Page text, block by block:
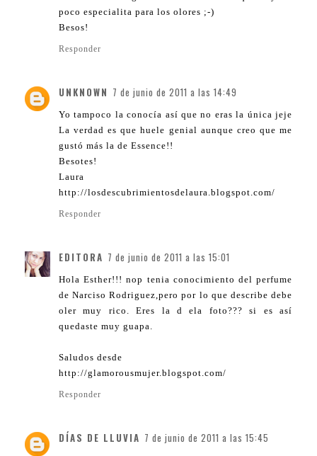
poco especialita para los olores ;-)
Besos!
Responder
UNKNOWN 7 de junio de 2011 a las 14:49
Yo tampoco la conocía así que no eras la única jeje
La verdad es que huele genial aunque creo que me
gustó más la de Essence!!
Besotes!
Laura
http://losdescubrimientosdelaura.blogspot.com/
Responder
EDITORA 7 de junio de 2011 a las 15:01
Hola Esther!!! nop tenia conocimiento del perfume
de Narciso Rodriguez,pero por lo que describe debe
oler muy rico. Eres la d ela foto??? si es así
quedaste muy guapa.
Saludos desde
http://glamorousmujer.blogspot.com/
Responder
DÍAS DE LLUVIA 7 de junio de 2011 a las 15:45